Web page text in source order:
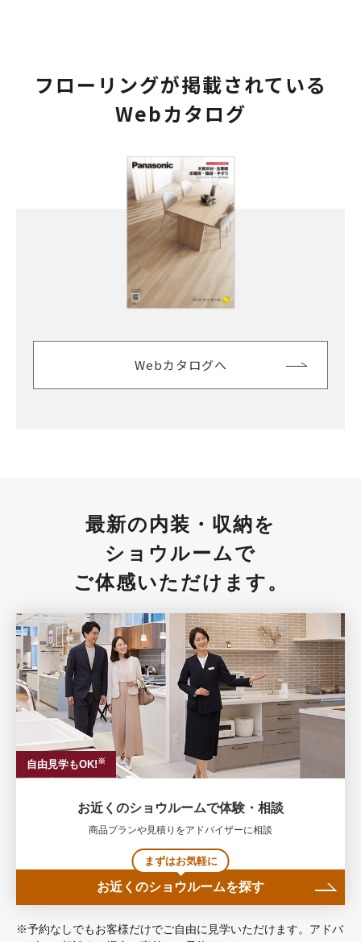
フローリングが掲載されている
Webカタログ
Webカタログへ
最新の内装・収納を
ショウルームで
ご体感いただけます。
自由見学もOK!※
お近くのショウルームで体験・相談
商品プランや見積りをアドバイザーに相談
まずはお気軽に
お近くのショウルームを探す
※予約なしでもお客様だけでご自由に見学いただけます。アドバ